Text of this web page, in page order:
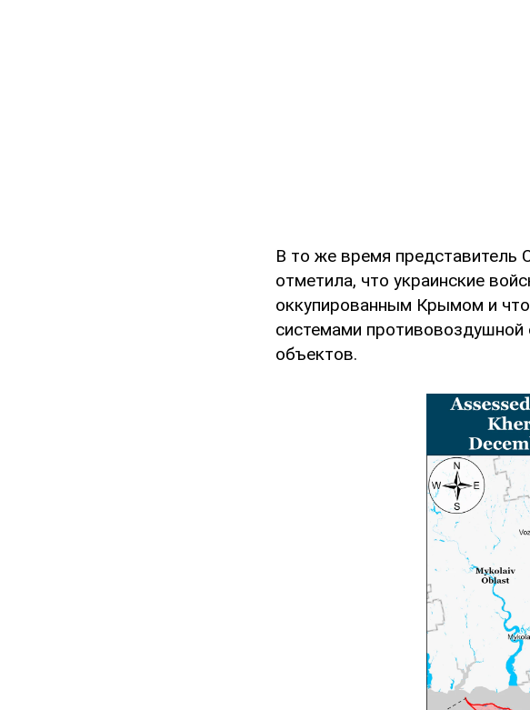
В то же время
отметила, что украинские
оккупированным Крымом и
системами
объектов.